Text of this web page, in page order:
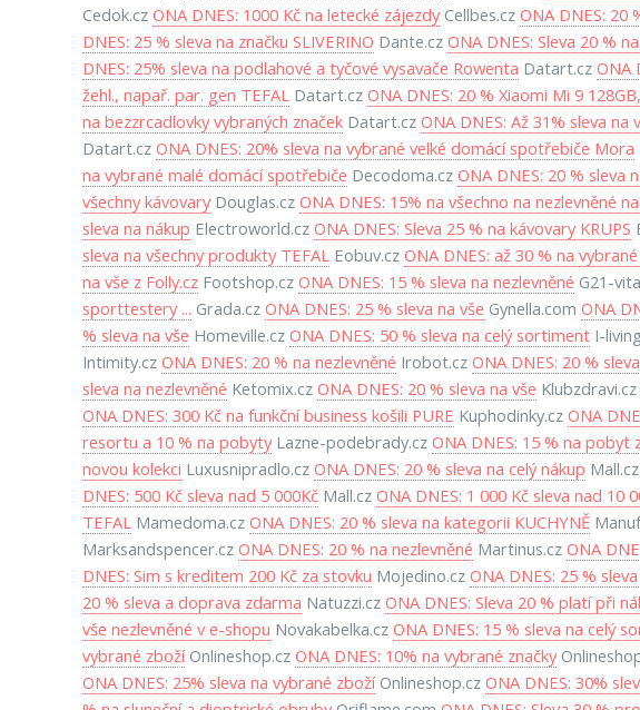
Cedok.cz ONA DNES: 1000 Kč na letecké zájezdyCellbes.cz ONA DNES: 20
DNES: 25 % sleva na značku SLIVERINO Dante.cz ONA DNES: Sleva 20 %
DNES: 25% sleva na podlahové a tyčové vysavače Rowenta Datart.cz ONA
žehl., napař. par. gen TEFALDatart.cz ONA DNES: 20 % Xiaomi Mi 9
na bezzrcadlovky vybraných značekDatart.cz ONA DNES: Až 31% sleva
Datart.cz ONA DNES: 20% sleva na vybrané velké domácí spotřebiče Mora
na vybrané malé domácí spotřebiče Decodoma.cz ONA DNES: 20 % sleva
všechny kávovaryDouglas.cz ONA DNES: 15% na všechno na nezlevněné
sleva na nákup Electroworld.cz ONA DNES: Sleva 25 % na kávovary KRUPS
sleva na všechny produkty TEFALEobuv.cz ONA DNES: až 30 % na
na vše z Folly.czFootshop.cz ONA DNES: 15 % sleva na nezlevněné G21-
sporttestery ... Grada.cz ONA DNES: 25 % sleva na vše Gynella.com ONA
% sleva na vše Homeville.cz ONA DNES: 50 % sleva na celý sortimentI-
Intimity.cz ONA DNES: 20 % na nezlevněné Irobot.cz ONA DNES: 20 %
sleva na nezlevněné Ketomix.cz ONA DNES: 20 % sleva na vše Klubzdravi.cz
ONA DNES: 300 Kč na funkční business košili PURE Kuphodinky.cz ONA
resortu a 10 % na pobytyLazne-podebrady.cz ONA DNES: 15 % na pobyt
novou kolekci Luxusnipradlo.cz ONA DNES: 20 % sleva na celý nákup Mall.cz
DNES: 500 Kč sleva nad 5 000KčMall.cz ONA DNES: 1 000 Kč sleva nad 10
TEFALMamedoma.cz ONA DNES: 20 % sleva na kategorii KUCHYNĚ
Marksandspencer.cz ONA DNES: 20 % na nezlevněné Martinus.cz ONA
DNES: Sim s kreditem 200 Kč za stovku Mojedino.cz ONA DNES: 25 %
20 % sleva a doprava zdarma Natuzzi.cz ONA DNES: Sleva 20 % platí při
vše nezlevněné v e-shopu Novakabelka.cz ONA DNES: 15 % sleva na celý
vybrané zbožíOnlineshop.cz ONA DNES: 10% na vybrané značky
ONA DNES: 25% sleva na vybrané zbožíOnlineshop.cz ONA DNES: 30%